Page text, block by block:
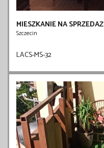
MIESZKANIE NA SPRZEDAŻ
Szczecin
LACS-MS-32